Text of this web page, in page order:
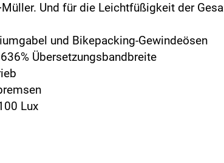
Und für die Leichtfüßigkeit der
und Bikepacking-Gewindeösen
Übersetzungsbandbreite
Lux